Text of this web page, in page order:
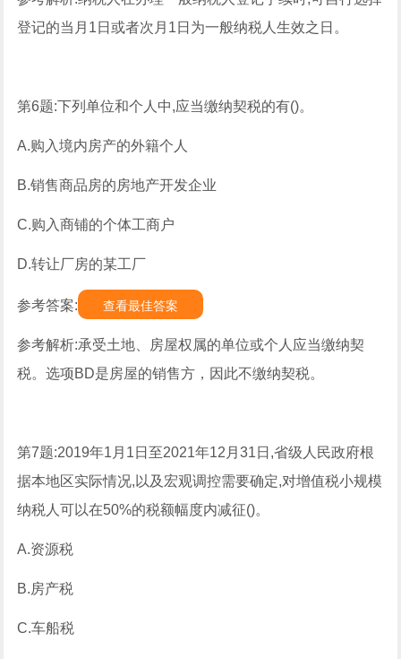
登记的当月1日或者次月1日为一般纳税人生效之日。
第6题:下列单位和个人中,应当缴纳契税的有()。
A.购入境内房产的外籍个人
B.销售商品房的房地产开发企业
C.购入商铺的个体工商户
D.转让厂房的某工厂
参考答案: 查看最佳答案
参考解析:承受土地、房屋权属的单位或个人应当缴纳契
税。选项BD是房屋的销售方，因此不缴纳契税。
第7题:2019年1月1日至2021年12月31日,省级人民政府根
据本地区实际情况,以及宏观调控需要确定,对增值税小规模
纳税人可以在50%的税额幅度内减征()。
A.资源税
B.房产税
C.车船税